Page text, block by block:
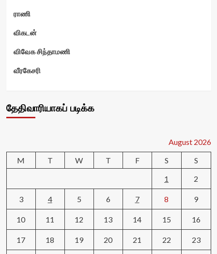
ராணி
விகடன்
விவேக சிந்தாமணி
வீரகேசரி
தேதிவாரியாகப் படிக்க
August 2026
M
T W T F S
S
1
2
3 4 5 6 7 8 9
10 11 12 13 14 15 16
17 18 19 20 21 22 23